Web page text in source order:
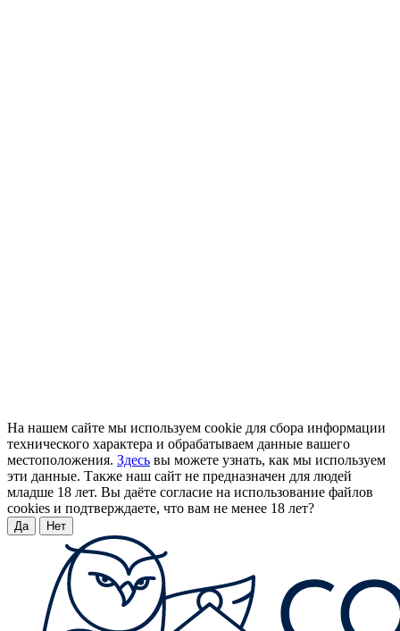
На нашем сайте мы используем cookie для сбора информации
технического характера и обрабатываем данные вашего
местоположения. Здесь вы можете узнать, как мы используем
эти данные. Также наш сайт не предназначен для людей
младше 18 лет. Вы даёте согласие на использование файлов
cookies и подтверждаете, что вам не менее 18 лет?
Да Нет